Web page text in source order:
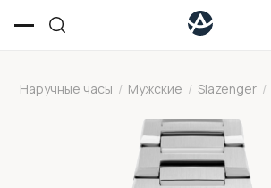
Наручные часы / Мужские / Slazenger /